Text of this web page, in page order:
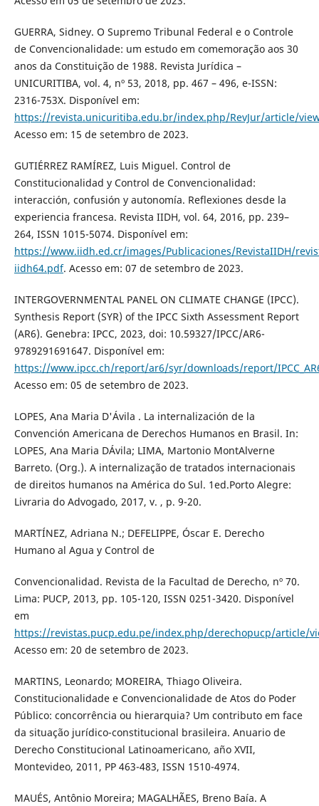
GUERRA, Sidney. O Supremo Tribunal Federal e o Controle
de Convencionalidade: um estudo em comemoração aos 30
anos da Constituição de 1988. Revista Jurídica –
UNICURITIBA, vol. 4, nº 53, 2018, pp. 467 – 496, e-ISSN:
2316-753X. Disponível em:
https://revista.unicuritiba.edu.br/index.php/RevJur/article/
Acesso em: 15 de setembro de 2023.
GUTIÉRREZ RAMÍREZ, Luis Miguel. Control de
Constitucionalidad y Control de Convencionalidad:
interacción, confusión y autonomía. Reflexiones desde la
experiencia francesa. Revista IIDH, vol. 64, 2016, pp. 239–
264, ISSN 1015-5074. Disponível em:
https://www.iidh.ed.cr/images/Publicaciones/RevistaIIDH/
iidh64.pdf. Acesso em: 07 de setembro de 2023.
INTERGOVERNMENTAL PANEL ON CLIMATE CHANGE (IPCC).
Synthesis Report (SYR) of the IPCC Sixth Assessment Report
(AR6). Genebra: IPCC, 2023, doi: 10.59327/IPCC/AR6-
9789291691647. Disponível em:
https://www.ipcc.ch/report/ar6/syr/downloads/report/
Acesso em: 05 de setembro de 2023.
LOPES, Ana Maria D'Ávila . La internalización de la
Convención Americana de Derechos Humanos en Brasil. In:
LOPES, Ana Maria DÁvila; LIMA, Martonio MontAlverne
Barreto. (Org.). A internalização de tratados internacionais
de direitos humanos na América do Sul. 1ed.Porto Alegre:
Livraria do Advogado, 2017, v. , p. 9-20.
MARTÍNEZ, Adriana N.; DEFELIPPE, Óscar E. Derecho
Humano al Agua y Control de
Convencionalidad. Revista de la Facultad de Derecho, nº 70.
Lima: PUCP, 2013, pp. 105-120, ISSN 0251-3420. Disponível
em
https://revistas.pucp.edu.pe/index.php/derechopucp/article/
Acesso em: 20 de setembro de 2023.
MARTINS, Leonardo; MOREIRA, Thiago Oliveira.
Constitucionalidade e Convencionalidade de Atos do Poder
Público: concorrência ou hierarquia? Um contributo em face
da situação jurídico-constitucional brasileira. Anuario de
Derecho Constitucional Latinoamericano, año XVII,
Montevideo, 2011, PP 463-483, ISSN 1510-4974.
MAUÉS, Antônio Moreira; MAGALHÃES, Breno Baía. A